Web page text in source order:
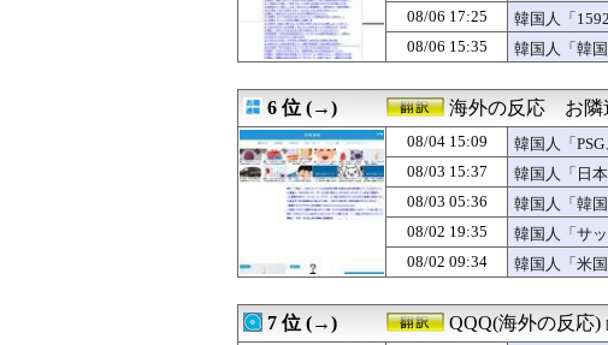
08/06 18:00
#韓国質問サイト 『長崎
08/06 18:00
海外「でもこちらは州の
08/06 18:00
【朗報】韓国の掲示板「
08/06 17:25
韓国人「1592年に現代の
08/06 17:00
海外「アメリカ経済やば
08/06 17:00
【海外の反応】高市首相
08/06 16:46
海外「嘘だろ」4千万円を
08/06 16:11
韓国人「日本でヤバい作
08/06 16:05
韓国人「韓国が韓国株式
韓国人「日本には韓国み
【衝撃】韓国の掲示板「
08/06 15:38
米：トランスジェンダー
08/06 15:15
上昇中のロケットに雷が
08/06 15:00
海外「うちの子はあれで
が日本の食
08/06 17:25
韓国人「
08/06 15:35
韓国人「韓
6 位 (→) 海外の反応 お隣
08/04 15:09
韓国人「
として出れ
08/03 15:37
韓国人「日
08/03 05:36
韓国人「韓
08/02 19:35
韓国人「サ
思う」「今
い」
08/02 09:34
韓国人「米
7 位 (→) QQQ(海外の反応)